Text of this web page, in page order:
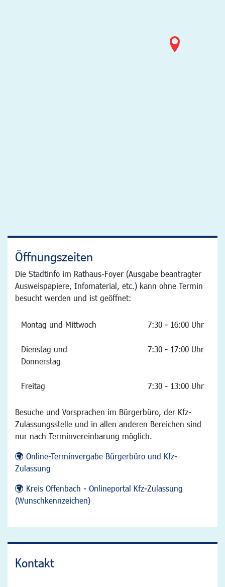
Öffnungszeiten
Die Stadtinfo im Rathaus-Foyer (Ausgabe beantragter
Ausweispapiere, Infomaterial, etc.) kann ohne Termin
besucht werden und ist geöffnet:
Montag und Mittwoch 7:30 - 16:00 Uhr
Dienstag und
Donnerstag
7:30 - 17:00 Uhr
Freitag 7:30 - 13:00 Uhr
Besuche und Vorsprachen im Bürgerbüro, der Kfz-
Zulassungsstelle und in allen anderen Bereichen sind
nur nach Terminvereinbarung möglich.
Online-Terminvergabe Bürgerbüro und Kfz-
Zulassung
Kreis Offenbach - Onlineportal Kfz-Zulassung
(Wunschkennzeichen)
Kontakt